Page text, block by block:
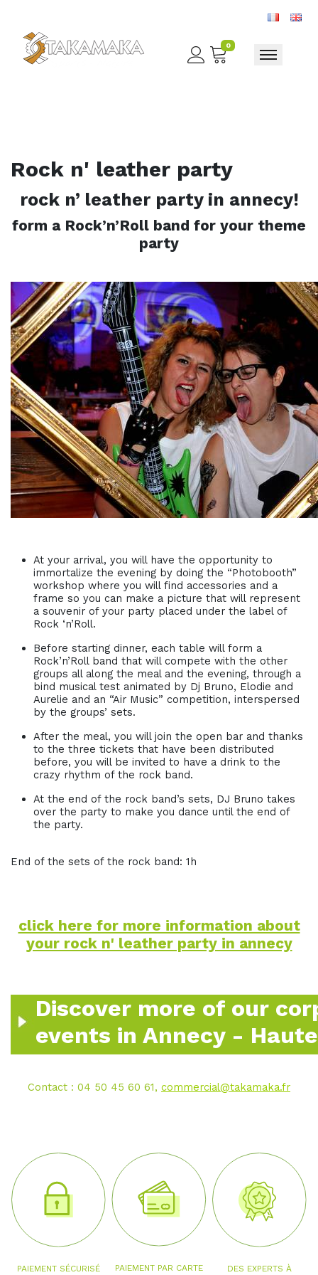
0
Toggle
Rock n' leather party
rock n’ leather party in annecy!
form a Rock’n’Roll band for your theme
party
At your arrival, you will have the opportunity to
immortalize the evening by doing the “Photobooth”
workshop where you will find accessories and a
frame so you can make a picture that will represent
a souvenir of your party placed under the label of
Rock ‘n’Roll.
Before starting dinner, each table will form a
Rock’n’Roll band that will compete with the other
groups all along the meal and the evening, through a
bind musical test animated by Dj Bruno, Elodie and
Aurelie and an “Air Music” competition, interspersed
by the groups’ sets.
After the meal, you will join the open bar and thanks
to the three tickets that have been distributed
before, you will be invited to have a drink to the
crazy rhythm of the rock band.
At the end of the rock band’s sets, DJ Bruno takes
over the party to make you dance until the end of
the party.
End of the sets of the rock band: 1h
click here for more information about
your rock n' leather party in annecy
Discover more of our
events in Annecy -
Contact : 04 50 45 60 61, commercial@takamaka.fr
PAIEMENT SÉCURISÉ PAIEMENT PAR CARTE DES EXPERTS À